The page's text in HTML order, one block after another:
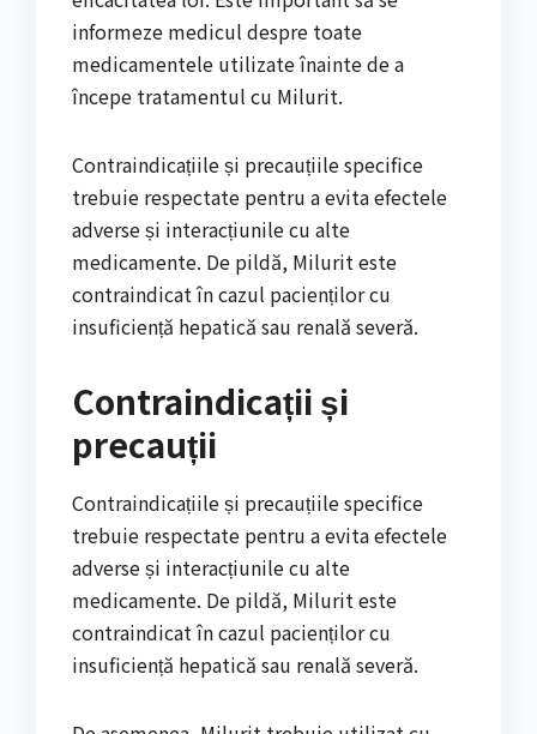
informeze medicul despre toate
medicamentele utilizate înainte de a
începe tratamentul cu Milurit.
Contraindicațiile și precauțiile specifice
trebuie respectate pentru a evita efectele
adverse și interacțiunile cu alte
medicamente. De pildă, Milurit este
contraindicat în cazul pacienților cu
insuficiență hepatică sau renală severă.
Contraindicații și
precauții
Contraindicațiile și precauțiile specifice
trebuie respectate pentru a evita efectele
adverse și interacțiunile cu alte
medicamente. De pildă, Milurit este
contraindicat în cazul pacienților cu
insuficiență hepatică sau renală severă.